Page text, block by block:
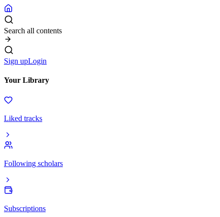
Search all contents
Sign upLogin
Your Library
Liked tracks
Following scholars
Subscriptions